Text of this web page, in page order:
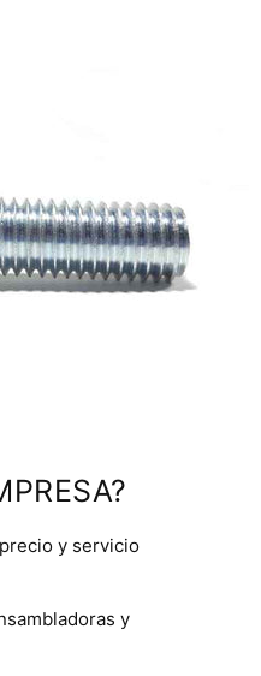
y servicio
y